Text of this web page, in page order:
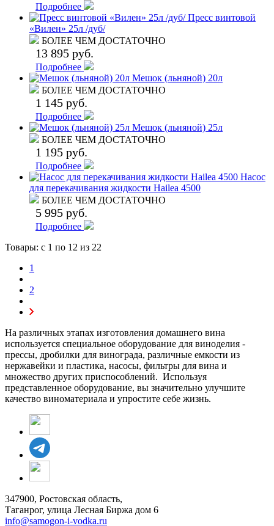
Подробнее
Пресс винтовой
«Вилен» 25л /дуб/
БОЛЕЕ ЧЕМ ДОСТАТОЧНО
13 895 руб.
Подробнее
Мешок (льняной) 20л
БОЛЕЕ ЧЕМ ДОСТАТОЧНО
1 145 руб.
Подробнее
Мешок (льняной) 25л
БОЛЕЕ ЧЕМ ДОСТАТОЧНО
1 195 руб.
Подробнее
Насос
для перекачивания жидкости Hailea 4500
БОЛЕЕ ЧЕМ ДОСТАТОЧНО
5 995 руб.
Подробнее
Товары: с 1 по 12 из 22
1
2
На различных этапах изготовления домашнего вина
используется специальное оборудование для виноделия -
прессы, дробилки для винограда, различные емкости из
нержавейки и пластика, насосы, фильтры для вина и
множество других приспособлений. Используя
представленное оборудование, вы значительно улучшите
качество виноматериала и упростите себе жизнь.
347900, Ростовская область,
Таганрог, улица Лесная Биржа дом 6
info@samogon-i-vodka.ru